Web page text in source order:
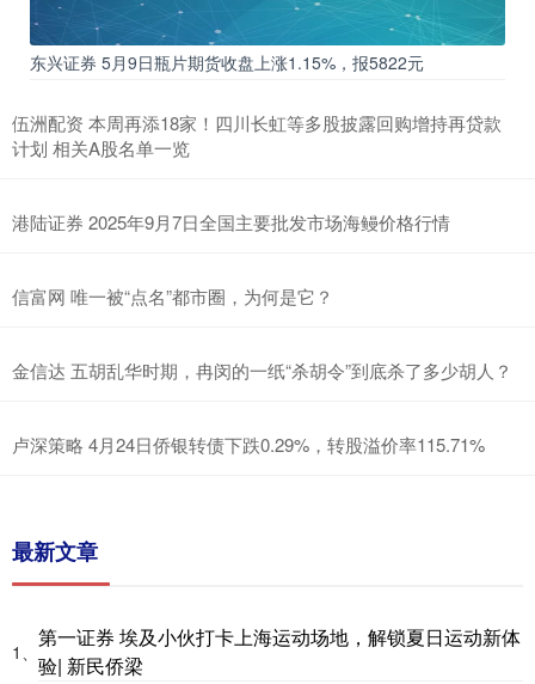
东兴证券 5月9日瓶片期货收盘上涨1.15%，报5822元
伍洲配资 本周再添18家！四川长虹等多股披露回购增持再贷款
计划 相关A股名单一览
港陆证券 2025年9月7日全国主要批发市场海鳗价格行情
信富网 唯一被“点名”都市圈，为何是它？
金信达 五胡乱华时期，冉闵的一纸“杀胡令”到底杀了多少胡人？
卢深策略 4月24日侨银转债下跌0.29%，转股溢价率115.71%
最新文章
1、
第一证券 埃及小伙打卡上海运动场地，解锁夏日运动新体
验| 新民侨梁